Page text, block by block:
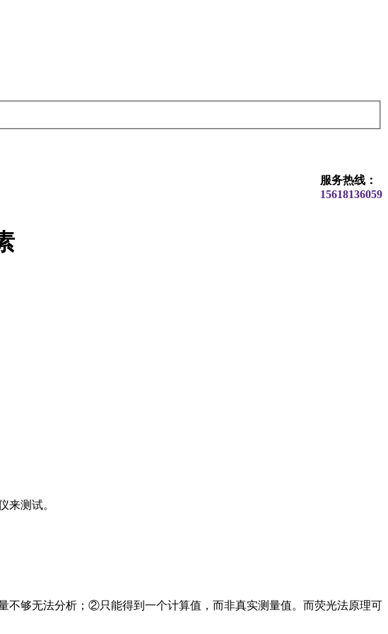
服务热线：
15618136059
测试。
够无法分析；②只能得到一个计算值，而非真实测量值。而荧光法原理可